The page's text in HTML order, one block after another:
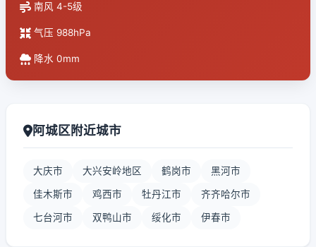
南风 4-5级
气压 988hPa
降水 0mm
阿城区附近城市
大庆市 大兴安岭地区 鹤岗市 黑河市
佳木斯市 鸡西市 牡丹江市 齐齐哈尔市
七台河市 双鸭山市 绥化市 伊春市